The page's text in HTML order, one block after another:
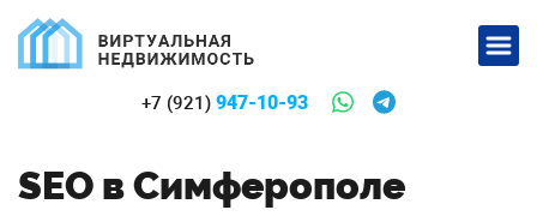
+7 (921) 947-10-93
SEO в Симферополе